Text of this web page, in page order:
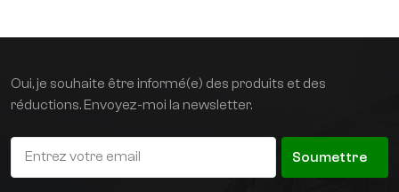
marque en option. Le
d'Allemagne, offrant une
charge plus importante
en position haute et un
système de mât plus sûr
et plus fiable. Contrôleur
importé standard,
Oui, je souhaite être informé(e) des produits et des
réductions. Envoyez-moi la newsletter.
Soumettre